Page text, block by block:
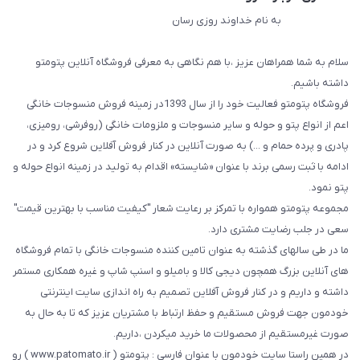
به نام خداوند روزی رسان
سلام به شما همراهان عزیز ،با هم نگاهی به معرفی فروشگاه آنلاین پتومتو
داشته باشیم.
فروشگاه پتومتو فعالیت خود را از سال 1393در زمینه فروش منسوجات خانگی
اعم از انواع پتو و حوله و سایر منسوجات و ملزومات خانگی (روفرشی، رومیزی،
پادری و پرده حمام و ...) به صورت آنلاین در کنار فروش آفلاین شروع کرد و در
ادامه با ثبت رسمی برند با عنوان «شایسته» اقدام به تولید در زمینه انواع حوله و
پتو نمود.
مجموعه پتومتو همواره با تمرکز بر رعایت شعار "کیفیت مناسب با بهترین قیمت"
سعی در جلب رضایت مشتری دارد.
ما در طی سالهای گذشته به عنوان تامین کننده منسوجات خانگی با تمام فروشگاه
های آنلاین بزرگ همچون دیجی کالا و بامیلو و اسنپ شاپ و غیره همکاری مستمر
داشته و داریم و در کنار فروش آفلاین تصمیم به راه اندازی سایت اینترنتی
خودمون جهت فروش مستقیم و حفظ ارتباط با مشتریان عزیز که تا به حال به
صورت غیرمستقیم از محصولات ما خرید میکردن ،داریم.
در همین راستا سایت خودمون با عنوان فارسی : پتومتو ( www.patomato.ir ) رو